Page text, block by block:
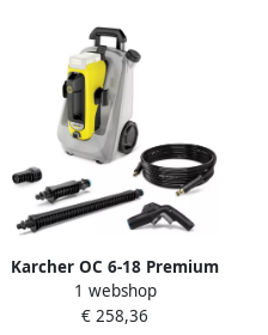
Karcher OC 6-18 Premium
Stofzuiger 1.328-520.0
1 webshop
€ 258,36